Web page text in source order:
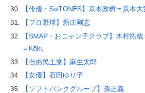
【俳優・SixTONES】京本政樹＝京本大
【プロ野球】新庄剛志
【SMAP・おニャン子クラブ】木村拓
＝Kōki,
【自由民主党】麻生太郎
【女優】石田ゆり子
【ソフトバンクグループ】孫正義